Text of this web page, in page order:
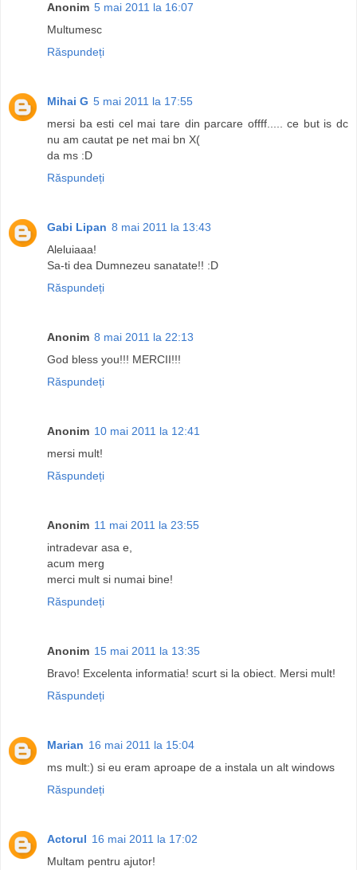
Anonim 5 mai 2011 la 16:07
Multumesc
Răspundeți
Mihai G 5 mai 2011 la 17:55
mersi ba esti cel mai tare din parcare offff..... ce but is dc
nu am cautat pe net mai bn X(
da ms :D
Răspundeți
Gabi Lipan 8 mai 2011 la 13:43
Aleluiaaa!
Sa-ti dea Dumnezeu sanatate!! :D
Răspundeți
Anonim 8 mai 2011 la 22:13
God bless you!!! MERCII!!!
Răspundeți
Anonim 10 mai 2011 la 12:41
mersi mult!
Răspundeți
Anonim 11 mai 2011 la 23:55
intradevar asa e,
acum merg
merci mult si numai bine!
Răspundeți
Anonim 15 mai 2011 la 13:35
Bravo! Excelenta informatia! scurt si la obiect. Mersi mult!
Răspundeți
Marian 16 mai 2011 la 15:04
ms mult:) si eu eram aproape de a instala un alt windows
Răspundeți
Actorul 16 mai 2011 la 17:02
Multam pentru ajutor!